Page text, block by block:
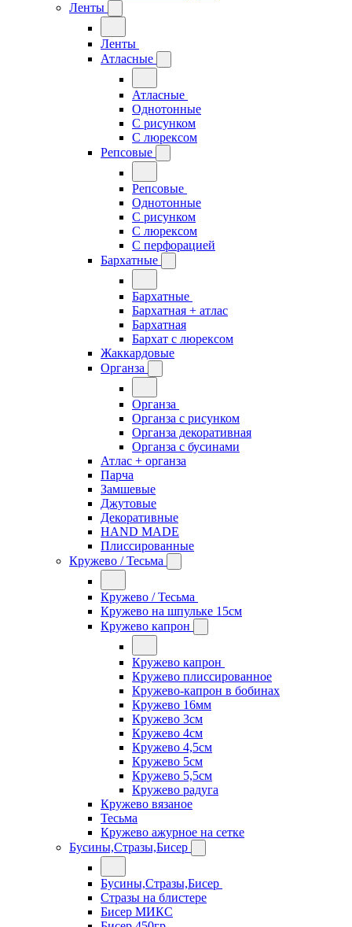
Ленты
Ленты
Атласные
Атласные
Однотонные
С рисунком
С люрексом
Репсовые
Репсовые
Однотонные
С рисунком
С люрексом
С перфорацией
Бархатные
Бархатные
Бархатная + атлас
Бархатная
Бархат с люрексом
Жаккардовые
Органза
Органза
Органза с рисунком
Органза декоративная
Органза с бусинами
Атлас + органза
Парча
Замшевые
Джутовые
Декоративные
HAND MADE
Плиссированные
Кружево / Тесьма
Кружево / Тесьма
Кружево на шпульке 15см
Кружево капрон
Кружево капрон
Кружево плиссированное
Кружево-капрон в бобинах
Кружево 16мм
Кружево 3см
Кружево 4см
Кружево 4,5см
Кружево 5см
Кружево 5,5см
Кружево радуга
Кружево вязаное
Тесьма
Кружево ажурное на сетке
Бусины,Стразы,Бисер
Бусины,Стразы,Бисер
Стразы на блистере
Бисер МИКС